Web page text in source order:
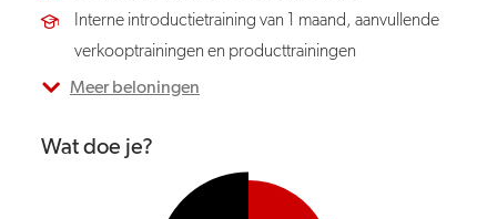
Interne introductietraining van 1 maand, aanvullende
verkooptrainingen en producttrainingen
Meer beloningen
Wat doe je?